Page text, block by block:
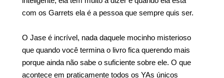
com os Garrets ela é a pessoa que sempre quis ser.
O Jase é incrível, nada daquele mocinho misterioso
que quando você termina o livro fica querendo mais
porque ainda não sabe o suficiente sobre ele. O que
acontece em praticamente todos os YAs únicos